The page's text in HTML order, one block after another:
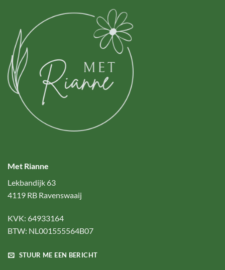
Met Rianne
Lekbandijk 63
4119 RB Ravenswaaij
KVK: 64933164
BTW: NL001555564B07
STUUR ME EEN BERICHT